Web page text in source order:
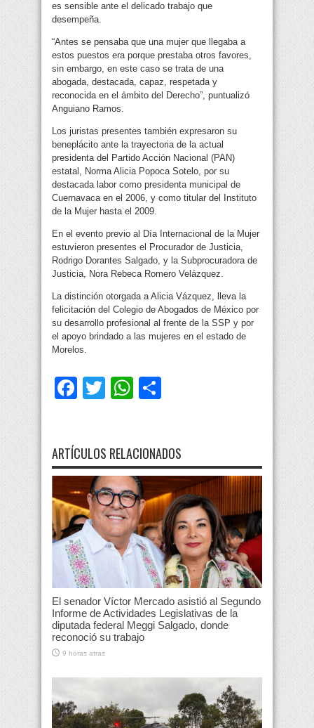
es sensible ante el delicado trabajo que
desempeña.
“Antes se pensaba que una mujer que llegaba a
estos puestos era porque prestaba otros favores,
sin embargo, en este caso se trata de una
abogada, destacada, capaz, respetada y
reconocida en el ámbito del Derecho”, puntualizó
Anguiano Ramos.
Los juristas presentes también expresaron su
beneplácito ante la trayectoria de la actual
presidenta del Partido Acción Nacional (PAN)
estatal, Norma Alicia Popoca Sotelo, por su
destacada labor como presidenta municipal de
Cuernavaca en el 2006, y como titular del Instituto
de la Mujer hasta el 2009.
En el evento previo al Día Internacional de la Mujer
estuvieron presentes el Procurador de Justicia,
Rodrigo Dorantes Salgado, y la Subprocuradora de
Justicia, Nora Rebeca Romero Velázquez.
La distinción otorgada a Alicia Vázquez, lleva la
felicitación del Colegio de Abogados de México por
su desarrollo profesional al frente de la SSP y por
el apoyo brindado a las mujeres en el estado de
Morelos.
Facebook
TwitterWhatsApp
ARTÍCULOS RELACIONADOS
El senador Víctor Mercado asistió al Segundo
Informe de Actividades Legislativas de la
diputada federal Meggi Salgado, donde
reconoció su trabajo
9 horas atras